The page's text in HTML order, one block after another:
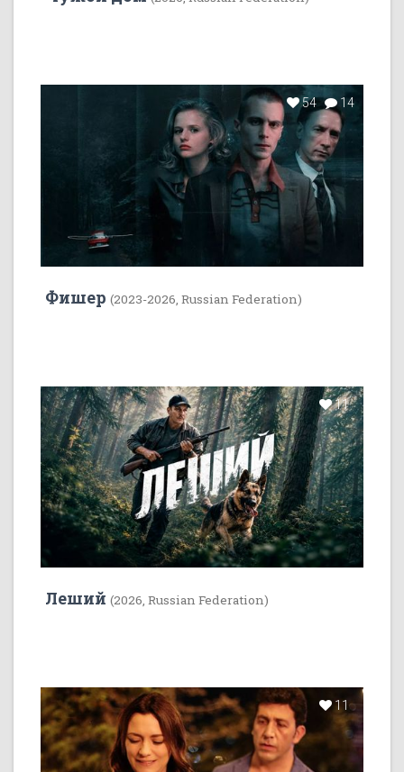
54 14
Фишер (2023-2026, Russian Federation)
11
Леший (2026, Russian Federation)
11